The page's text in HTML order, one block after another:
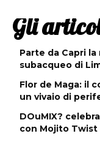
Gli
Parte da Capri
subacqueo di
Flor de Maga: il
un vivaio di
DOuMIX?
con Mojito Twist